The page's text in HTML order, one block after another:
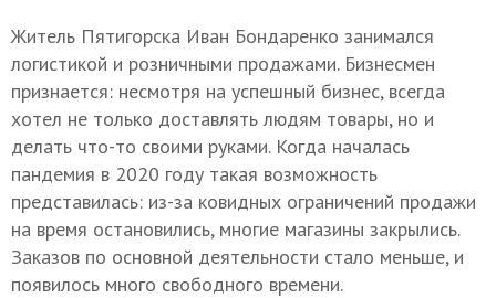
Житель Пятигорска Иван Бондаренко занимался
логистикой и розничными продажами. Бизнесмен
признается: несмотря на успешный бизнес, всегда
хотел не только доставлять людям товары, но и
делать что-то своими руками. Когда началась
пандемия в 2020 году такая возможность
представилась: из-за ковидных ограничений продажи
на время остановились, многие магазины закрылись.
Заказов по основной деятельности стало меньше, и
появилось много свободного времени.